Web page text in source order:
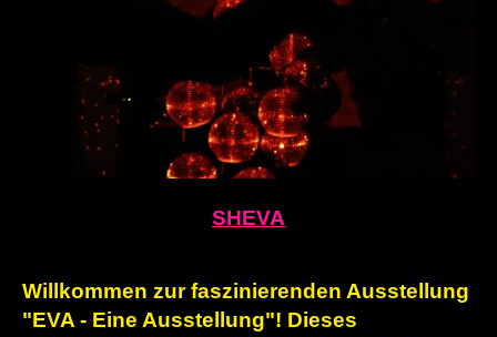
SHEVA
Willkommen zur faszinierenden Ausstellung
"EVA - Eine Ausstellung"! Dieses